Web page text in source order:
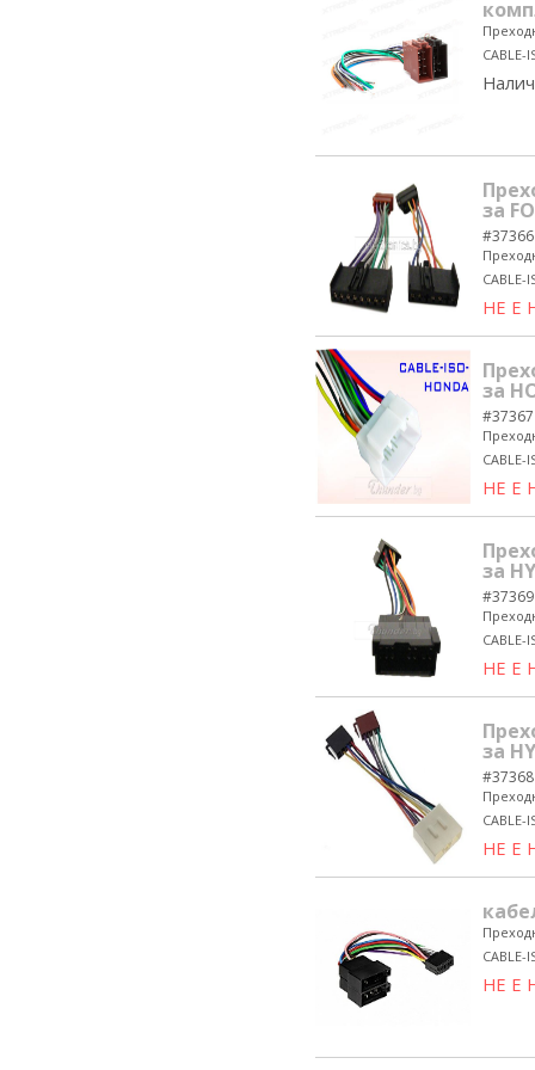
CABLE-
за
#37366
CABLE-
НЕ Е
за
#37367
CABLE-
НЕ Е
за
#37369
CABLE-
НЕ Е
за
#37368
CABLE-
НЕ Е
CABLE-
НЕ Е